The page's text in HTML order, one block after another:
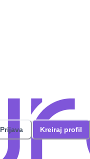
Prijava Kreiraj profil